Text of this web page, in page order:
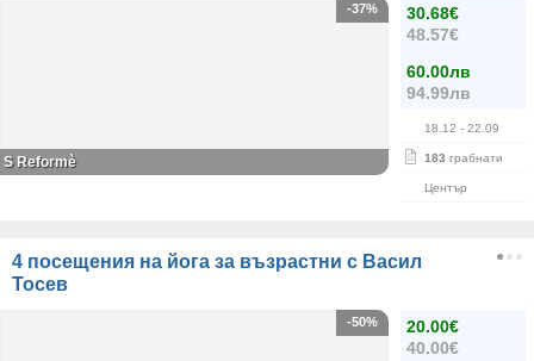
30.68€
48.57€
60.00лв
94.99лв
18.12 - 22.09
183 грабнати
Център
-37%
S Reformè
4 посещения на йога за възрастни с Васил
Тосев
20.00€
40.00€
-50%